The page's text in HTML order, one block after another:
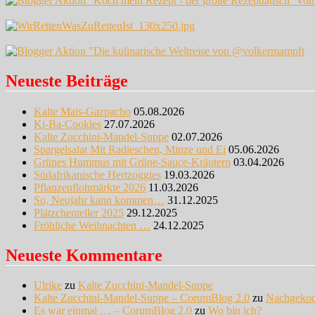
Neueste Beiträge
Kalte Mais-Gazpacho 05.08.2026
Ki-Ba-Cookies 27.07.2026
Kalte Zucchini-Mandel-Suppe 02.07.2026
Spargelsalat Mit Radieschen, Minze und Ei 05.06.2026
Grünes Hummus mit Grüne-Sauce-Kräutern 03.04.2026
Südafrikanische Hertzoggies 19.03.2026
Pflanzenflohmärkte 2026 11.03.2026
So, Neujahr kann kommen… 31.12.2025
Plätzchenteller 2025 29.12.2025
Fröhliche Weihnachten … 24.12.2025
Neueste Kommentare
Ulrike zu Kalte Zucchini-Mandel-Suppe
Kalte Zucchini-Mandel-Suppe – CorumBlog 2.0 zu
Es war einmal … – CorumBlog 2.0 zu Wo bin ich?